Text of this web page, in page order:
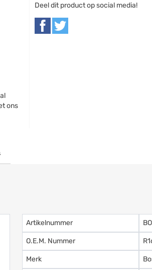
ons
Deel dit product op social media!
Artikelnummer
O.E.M. Nummer
Merk